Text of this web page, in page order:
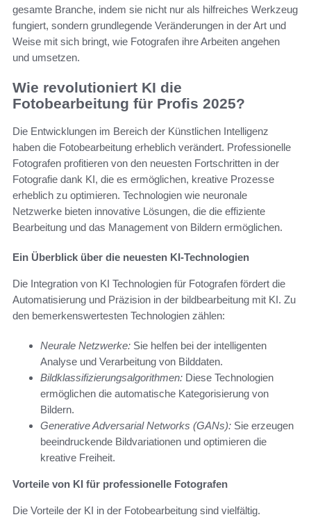
gesamte Branche, indem sie nicht nur als hilfreiches Werkzeug
fungiert, sondern grundlegende Veränderungen in der Art und
Weise mit sich bringt, wie Fotografen ihre Arbeiten angehen
und umsetzen.
Wie revolutioniert KI die
Fotobearbeitung für Profis 2025?
Die Entwicklungen im Bereich der Künstlichen Intelligenz
haben die Fotobearbeitung erheblich verändert. Professionelle
Fotografen profitieren von den neuesten Fortschritten in der
Fotografie dank KI, die es ermöglichen, kreative Prozesse
erheblich zu optimieren. Technologien wie neuronale
Netzwerke bieten innovative Lösungen, die die effiziente
Bearbeitung und das Management von Bildern ermöglichen.
Ein Überblick über die neuesten KI-Technologien
Die Integration von KI Technologien für Fotografen fördert die
Automatisierung und Präzision in der bildbearbeitung mit KI. Zu
den bemerkenswertesten Technologien zählen:
Neurale Netzwerke: Sie helfen bei der intelligenten
Analyse und Verarbeitung von Bilddaten.
Bildklassifizierungsalgorithmen: Diese Technologien
ermöglichen die automatische Kategorisierung von
Bildern.
Generative Adversarial Networks (GANs): Sie erzeugen
beeindruckende Bildvariationen und optimieren die
kreative Freiheit.
Vorteile von KI für professionelle Fotografen
Die Vorteile der KI in der Fotobearbeitung sind vielfältig.